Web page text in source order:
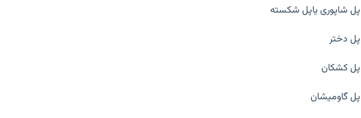
پل شاپوری یاپل شکسته
پل دختر
پل کشکان
پل گاومیشان